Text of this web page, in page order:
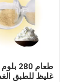
اطلب اقتباس
مسحوق
مسحوق
طعام
غليظ للطبق